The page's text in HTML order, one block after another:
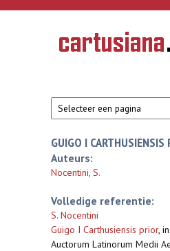
Overslaan en naar de inhoud gaan
Geschiedenis
van de
GUIGO I CARTHUSIENSIS
Auteurs:
Nocentini, S.
Volledige referentie:
S. Nocentini
Guigo I Carthusiensis prior,
Auctorum Latinorum Medii